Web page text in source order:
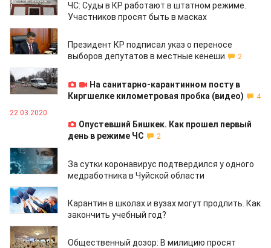
ЧС: Суды в КР работают в штатном режиме.
Участников просят быть в масках
23.03.2020
Президент КР подписал указ о переносе
выборов депутатов в местные кенеши
2
23.03.2020
На санитарно-карантинном посту в
Киргшелке километровая пробка (видео)
4
22.03.2020
Опустевший Бишкек. Как прошел первый
день в режиме ЧС
2
22.03.2020
За сутки коронавирус подтвердился у одного
медработника в Чуйской области
21.03.2020
Карантин в школах и вузах могут продлить. Как
закончить учебный год?
20.03.2020
Общественный дозор: В милицию просят